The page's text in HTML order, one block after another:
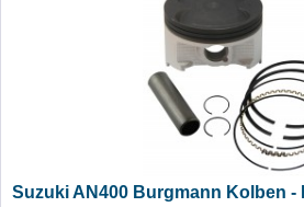
Suzuki AN400 Burgmann Kolben -